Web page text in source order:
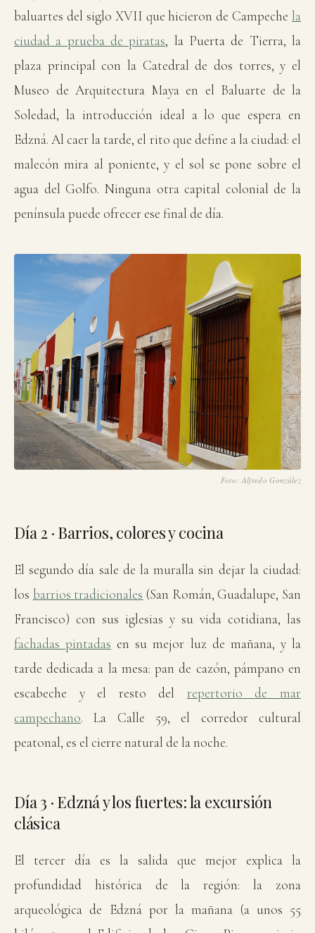
baluartes del siglo XVII que hicieron de Campeche la
ciudad a prueba de piratas, la Puerta de Tierra, la
plaza principal con la Catedral de dos torres, y el
Museo de Arquitectura Maya en el Baluarte de la
Soledad, la introducción ideal a lo que espera en
Edzná. Al caer la tarde, el rito que define a la ciudad: el
malecón mira al poniente, y el sol se pone sobre el
agua del Golfo. Ninguna otra capital colonial de la
península puede ofrecer ese final de día.
La calle 61, dentro del recinto amurallado.Foto: Alfredo González
Día 2 · Barrios, colores y cocina
El segundo día sale de la muralla sin dejar la ciudad:
los barrios tradicionales (San Román, Guadalupe, San
Francisco) con sus iglesias y su vida cotidiana, las
fachadas pintadas en su mejor luz de mañana, y la
tarde dedicada a la mesa: pan de cazón, pámpano en
escabeche y el resto del repertorio de mar
campechano. La Calle 59, el corredor cultural
peatonal, es el cierre natural de la noche.
Día 3 · Edzná y los fuertes: la excursión
clásica
El tercer día es la salida que mejor explica la
profundidad histórica de la región: la zona
arqueológica de Edzná por la mañana (a unos 55